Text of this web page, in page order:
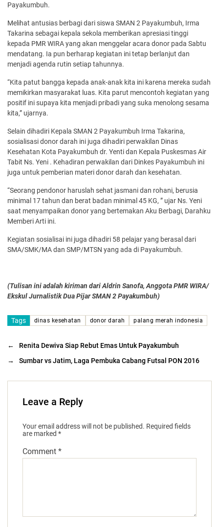
Payakumbuh.
Melihat antusias berbagi dari siswa SMAN 2 Payakumbuh, Irma
Takarina sebagai kepala sekola memberikan apresiasi tinggi
kepada PMR WIRA yang akan menggelar acara donor pada Sabtu
mendatang. Ia pun berharap kegiatan ini tetap berlanjut dan
menjadi agenda rutin setiap tahunnya.
“Kita patut bangga kepada anak-anak kita ini karena mereka sudah
memikirkan masyarakat luas. Kita parut mencontoh kegiatan yang
positif ini supaya kita menjadi pribadi yang suka menolong sesama
kita,” ujarnya.
Selain dihadiri Kepala SMAN 2 Payakumbuh Irma Takarina,
sosialisasi donor darah ini juga dihadiri perwakilan Dinas
Kesehatan Kota Payakumbuh dr. Yenti dan Kepala Puskesmas Air
Tabit Ns. Yeni . Kehadiran perwakilan dari Dinkes Payakumbuh ini
juga untuk pemberian materi donor darah dan kesehatan.
“Seorang pendonor haruslah sehat jasmani dan rohani, berusia
minimal 17 tahun dan berat badan minimal 45 KG, ” ujar Ns. Yeni
saat menyampaikan donor yang bertemakan Aku Berbagi, Darahku
Memberi Arti ini.
Kegiatan sosialisai ini juga dihadiri 58 pelajar yang berasal dari
SMA/SMK/MA dan SMP/MTSN yang ada di Payakumbuh.
(Tulisan ini adalah kiriman dari Aldrin Sanofa, Anggota PMR WIRA/
Ekskul Jurnalistik Dua Pijar SMAN 2 Payakumbuh)
Tags dinas kesehatan donor darah palang merah indonesia
←
Renita Dewiva Siap Rebut Emas Untuk Payakumbuh
→
Sumbar vs Jatim, Laga Pembuka Cabang Futsal PON 2016
Leave a Reply
Your email address will not be published. Required fields
are marked *
Comment *